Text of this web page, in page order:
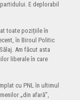
E deplorabil
toate pozițiile în
în Biroul Politic
Am făcut asta
liberale în care
cu PNL în ultimul
„din afară”,